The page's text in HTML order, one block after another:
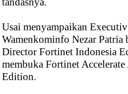
Usai menyampaikan
Wamenkominfo Nezar Patria
Director Fortinet Indonesia
membuka Fortinet
Edition.